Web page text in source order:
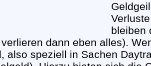
bleiben
dann eben alles).
also speziell in Sachen